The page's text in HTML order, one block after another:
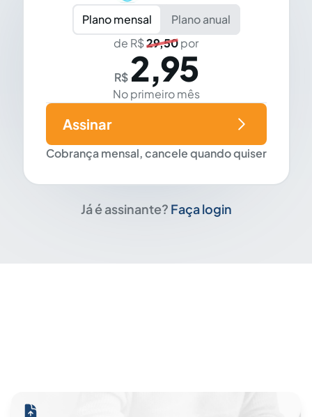
Plano mensal
Plano anual
de R$29,50por
R$ 2,95
No primeiro mês
Cobrança mensal, cancele quando quiser
Assinar
Já é assinante? Faça login